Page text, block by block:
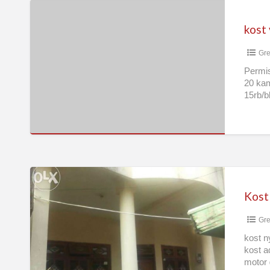
20
15rb/
Kost
cowok/karyawan,nyaman,aman,terjangkau
dekat
kampus
Unair
kost
kost
motor